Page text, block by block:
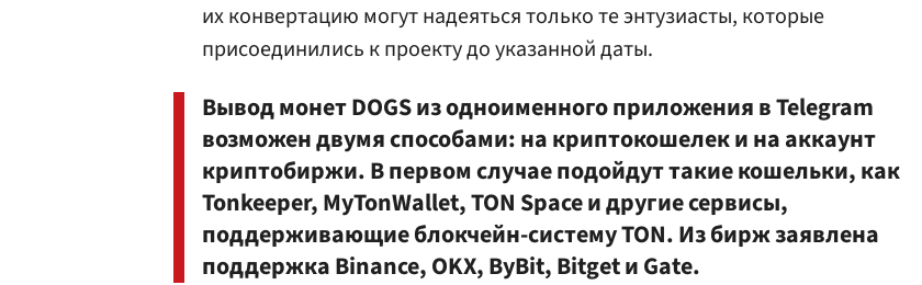
их конвертацию могут надеяться только те энтузиасты, которые
присоединились к проекту до указанной даты.
Вывод монет DOGS из одноименного приложения в Telegram
возможен двумя способами: на криптокошелек и на аккаунт
криптобиржи. В первом случае подойдут такие кошельки, как
Tonkeeper, MyTonWallet, TON Space и другие сервисы,
поддерживающие блокчейн-систему TON. Из бирж заявлена
поддержка Binance, OKX, ByBit, Bitget и Gate.